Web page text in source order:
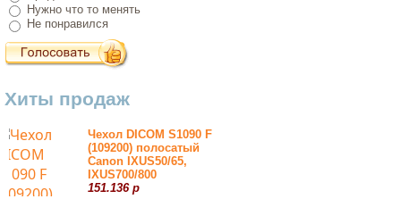
Нужно что то менять
Не понравился
Хиты продаж
Чехол DICOM S1090 F
(109200) полосатый
Canon IXUS50/65,
IXUS700/800
151.136 р